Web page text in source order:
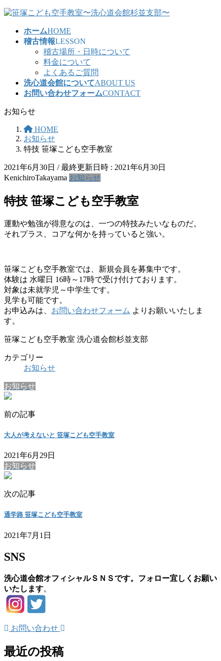
コ
ナ
ホームHOME
稽古情報LESSON
稽古場所・日時について
料金について
よくあるご質問
洗心道会館についてABOUT US
お問い合わせフォームCONTACT
お知らせ
HOME
お知らせ
特技 笹塚こども空手教室
2021年6月30日 / 最終更新日時 : 2021年6月30日
KenichiroTakayama お知らせ
特技 笹塚こども空手教室
運動や勉強が得意なのは、一つの特技みたいなものだ。
それプラス、コアな何かを持っていると強い。
笹塚こども空手教室では、新規会員を募集中です。
体験は 水曜日 16時～17時で受け付けております。
対象は未就学児～中学生です。
見学も可能です。
お申込みは、 お問い合わせフォーム よりお願いいたしま
す。
笹塚こども空手教室 洗心道会館杉並支部
カテゴリー
お知らせ
お知らせ
前の記事
大人が考えないと 笹塚こども空手教室
2021年6月29日
お知らせ
次の記事
通学路 笹塚こども空手教室
2021年7月1日
SNS
洗心道会館オフィシャルＳＮＳです。フォロー宜しくお願い
いたします。
お問い合わせ
最近の投稿